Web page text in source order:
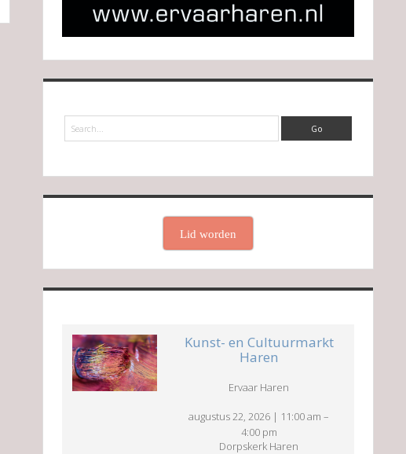
Lid worden
Kunst- en Cultuurmarkt
Haren
Ervaar Haren
augustus 22, 2026 | 11:00 am–
4:00 pm
Dorpskerk Haren